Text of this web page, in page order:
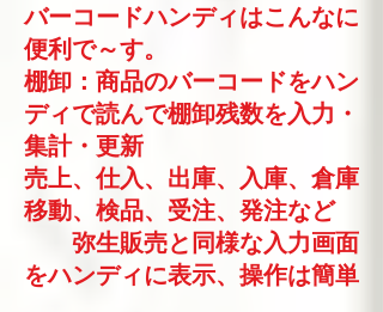
バーコードハンディはこんなに
便利で～す。
​棚卸：商品のバーコードをハン
ディで読んで棚卸残数を入力・
集計・更新
売上、仕入、出庫、入庫、倉庫
移動、検品、受注、発注など
弥生販売と同様な入力画面
をハンディに表示、操作は簡単